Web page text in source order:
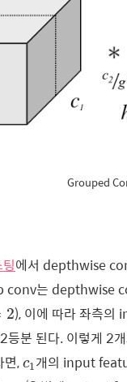
Grouped
에서 depthwise
conv는 depthwise
2), 이에 따라 좌측
등분 된다. 이렇게 2
면, c1
c1개의 input